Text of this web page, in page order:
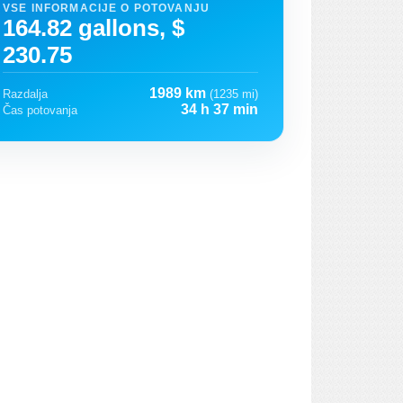
VSE INFORMACIJE O POTOVANJU
164.82 gallons, $
230.75
Razdalja 1989 km (1235 mi)
Čas potovanja
34 h 37 min